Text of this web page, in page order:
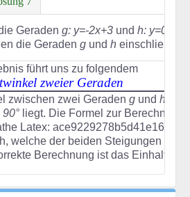
Geraden g: y=-2x+3 und h:
die Geraden g und h einschließen.
führt uns zu folgendem
zweier Geraden
zwischen zwei Geraden g und h
90° liegt. Die Formel zur Berechnung
welche der beiden Steigungen mit
Berechnung ist das Einhalten